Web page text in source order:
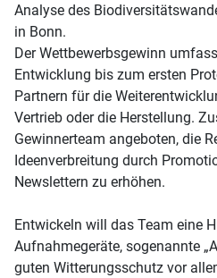
Analyse des
in Bonn.
Der Wettbewerbsgewinn
Entwicklung bis zum ersten
Partnern für die
Vertrieb oder die Herstellung.
Gewinnerteam angeboten, die
Ideenverbreitung durch
Newslettern zu erhöhen.
Entwickeln will das Team eine
Aufnahmegeräte, sogenannte
guten Witterungsschutz vor